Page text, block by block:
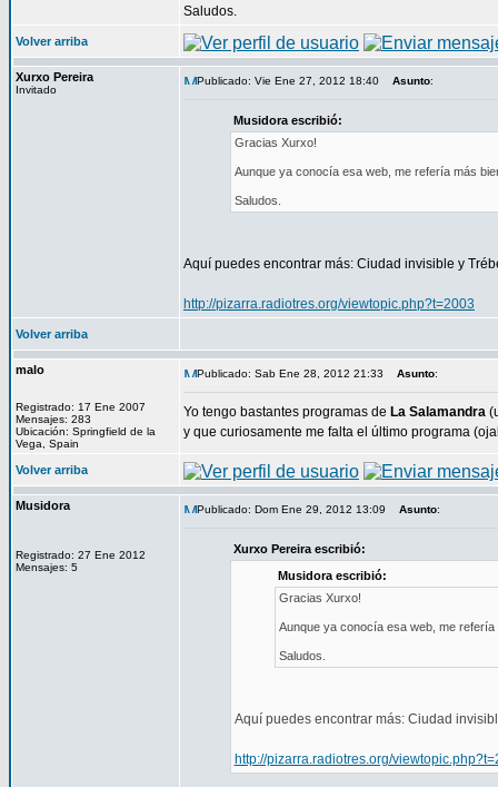
Saludos.
Volver arriba
Xurxo Pereira
Invitado
Publicado: Vie Ene 27, 2012 18:40 Asunto:
Musidora escribió:
Gracias Xurxo!
Aunque ya conocía esa web, me refería más
Saludos.
Aquí puedes encontrar más: Ciudad invisible y
http://pizarra.radiotres.org/viewtopic.php?t=2003
Volver arriba
malo
Registrado: 17 Ene 2007
Mensajes: 283
Ubicación: Springfield de la
Vega, Spain
Publicado: Sab Ene 28, 2012 21:33 Asunto:
Yo tengo bastantes programas de La Salamandra
y que curiosamente me falta el último programa
Volver arriba
Musidora
Registrado: 27 Ene 2012
Mensajes: 5
Publicado: Dom Ene 29, 2012 13:09 Asunto:
Xurxo Pereira escribió:
Musidora escribió:
Gracias Xurxo!
Aunque ya conocía esa web, me
Saludos.
Aquí puedes encontrar más: Ciudad
http://pizarra.radiotres.org/